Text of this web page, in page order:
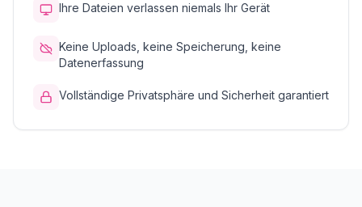
Ihre Dateien verlassen niemals Ihr Gerät
Keine Uploads, keine Speicherung, keine
Datenerfassung
Vollständige Privatsphäre und Sicherheit garantiert